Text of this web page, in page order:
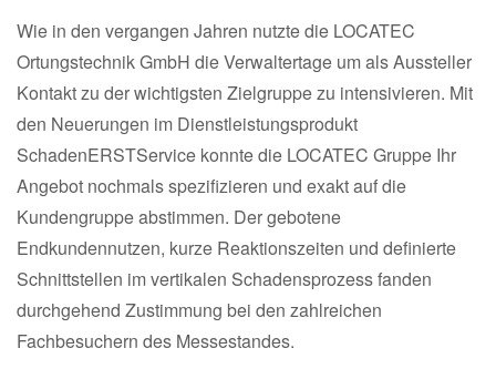
Wie in den vergangen Jahren nutzte die LOCATEC
Ortungstechnik GmbH die Verwaltertage um als Aussteller
Kontakt zu der wichtigsten Zielgruppe zu intensivieren. Mit
den Neuerungen im Dienstleistungsprodukt
SchadenERSTService konnte die LOCATEC Gruppe Ihr
Angebot nochmals spezifizieren und exakt auf die
Kundengruppe abstimmen. Der gebotene
Endkundennutzen, kurze Reaktionszeiten und definierte
Schnittstellen im vertikalen Schadensprozess fanden
durchgehend Zustimmung bei den zahlreichen
Fachbesuchern des Messestandes.